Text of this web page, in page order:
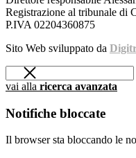
Registrazione al tribunale di
P.IVA 02204360875
Sito Web sviluppato da
vai alla ricerca avanzata
Notifiche bloccate
Il browser sta bloccando le